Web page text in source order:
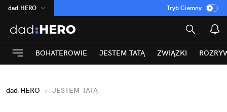
dad:HERO
:Temat
INN:Poland
ASZ:dziennik
Rozrywka
Tryb Ciemny
BOHATEROWIE JESTEM TATĄ ZWIĄZKI
dad:HERO JESTEM TATĄ